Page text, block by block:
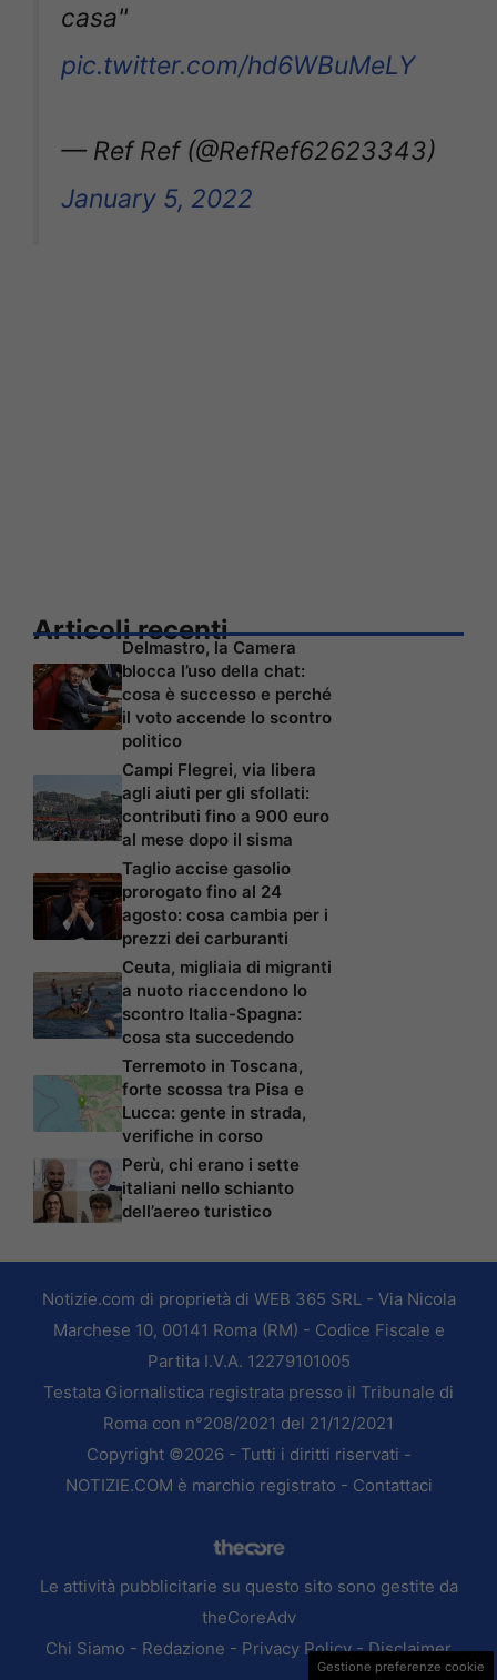
casa"
pic.twitter.com/hd6WBuMeLY
— Ref Ref (@RefRef62623343)
January 5, 2022
Articoli recenti
Delmastro, la Camera
blocca l’uso della chat:
cosa è successo e perché
il voto accende lo scontro
politico
Campi Flegrei, via libera
agli aiuti per gli sfollati:
contributi fino a 900 euro
al mese dopo il sisma
Taglio accise gasolio
prorogato fino al 24
agosto: cosa cambia per i
prezzi dei carburanti
Ceuta, migliaia di migranti
a nuoto riaccendono lo
scontro Italia-Spagna:
cosa sta succedendo
Terremoto in Toscana,
forte scossa tra Pisa e
Lucca: gente in strada,
verifiche in corso
Perù, chi erano i sette
italiani nello schianto
dell’aereo turistico
Notizie.com di proprietà di WEB 365 SRL - Via Nicola
Marchese 10, 00141 Roma (RM) - Codice Fiscale e
Partita I.V.A. 12279101005
Testata Giornalistica registrata presso il Tribunale di
Roma con n°208/2021 del 21/12/2021
Copyright ©2026 - Tutti i diritti riservati -
NOTIZIE.COM è marchio registrato - Contattaci
Le attività pubblicitarie su questo sito sono gestite da
theCoreAdv
Chi Siamo - Redazione - Privacy Policy-Disclaimer
Gestione preferenze cookie